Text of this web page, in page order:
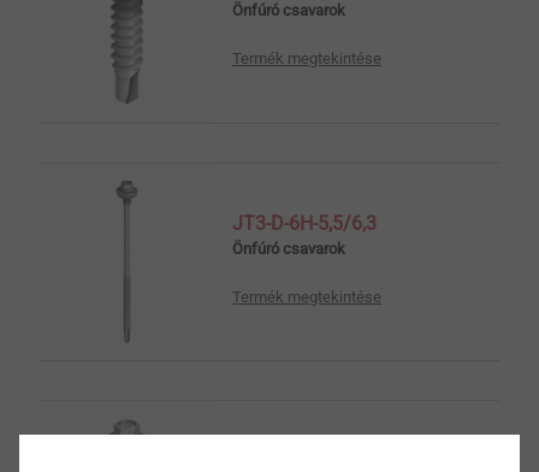
Önfúró csavarok
Termék megtekintése
JT3-D-6H-5,5/6,3
Önfúró csavarok
Termék megtekintése